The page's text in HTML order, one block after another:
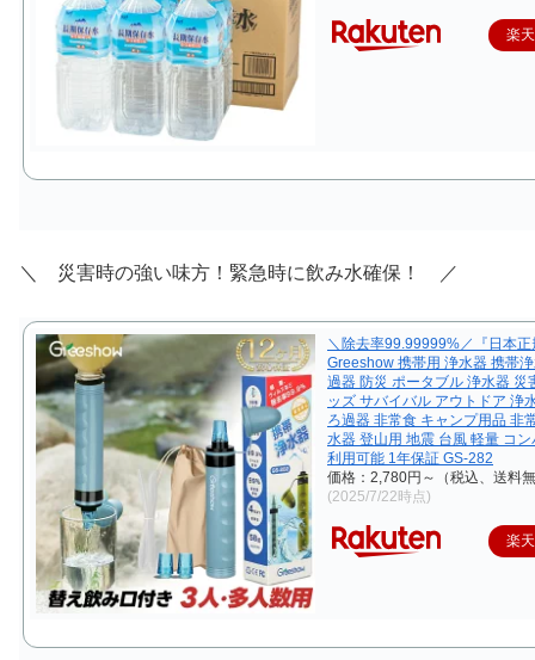
楽
＼ 災害時の強い味方！緊急時に飲み水確保！ ／
＼除去率99.99999%／『日本正
Greeshow 携帯用 浄水器 携帯
過器 防災 ポータブル 浄水器 災
ッズ サバイバル アウトドア 浄
ろ過器 非常食 キャンプ用品 非
水器 登山用 地震 台風 軽量 コ
利用可能 1年保証 GS-282
価格：2,780円～（税込、送料
(2025/7/22時点)
楽